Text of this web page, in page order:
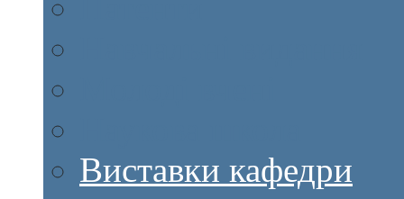
Виставки кафедри